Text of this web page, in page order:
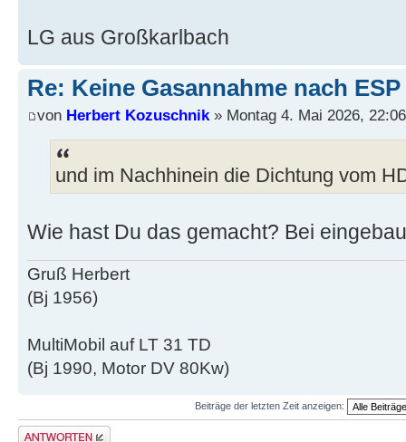
LG aus Großkarlbach
Re: Keine Gasannahme nach
von Herbert Kozuschnik » Montag 4. Mai 2026, 22:06
und im Nachhinein die Dichtung vom
Wie hast Du das gemacht? Bei
Gruß Herbert
(Bj 1956)
MultiMobil auf LT 31 TD
(Bj 1990, Motor DV 80Kw)
Beiträge der letzten Zeit anzeigen:
Antwort erstellen